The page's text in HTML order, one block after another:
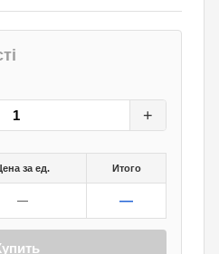
+
за ед. Итого
— —